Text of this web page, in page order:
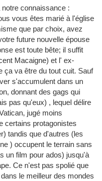
connaissance :
vous êtes marié à l'église
que par choix, avez
future nouvelle épouse
est toute bête; il suffit
Macaigne) et l' ex-
ça va être du tout cuit. Sauf
s'accumulent dans un
donnant des gags qui
pas qu'eux) , lequel délire
jugé moins
certains protagonistes
tandis que d'autres (les
) occupent le terrain sans
un film pour ados) jusqu'à
Ce n'est pas spolié que
le meilleur des mondes